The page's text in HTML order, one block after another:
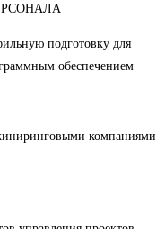
подготовку для
обеспечением
компаниями